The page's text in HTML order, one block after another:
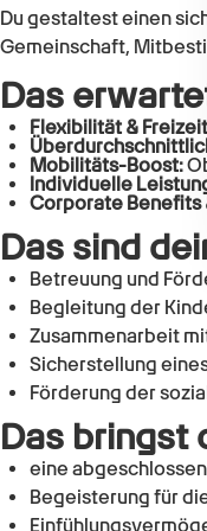
Du gestaltest einen
Gemeinschaft,
Das
Flexibilität &
Mobilitäts-Boost:
Individuelle
Corporate Benefits
Das sind
Betreuung und
Begleitung der
Zusammenarbeit
Sicherstellung
Förderung der
Das bringst
eine
Begeisterung für